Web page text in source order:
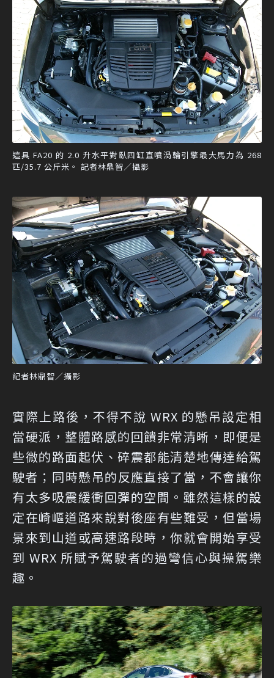
這具 FA20 的 2.0 升水平對臥四缸直噴渦輪引擎最大馬力為 268
匹/35.7 公斤米。 記者林鼎智／攝影
記者林鼎智／攝影
實際上路後，不得不說 WRX 的懸吊設定相
當硬派，整體路感的回饋非常清晰，即便是
些微的路面起伏、碎震都能清楚地傳達給駕
駛者；同時懸吊的反應直接了當，不會讓你
有太多吸震緩衝回彈的空間。雖然這樣的設
定在崎嶇道路來說對後座有些難受，但當場
景來到山道或高速路段時，你就會開始享受
到 WRX 所賦予駕駛者的過彎信心與操駕樂
趣。